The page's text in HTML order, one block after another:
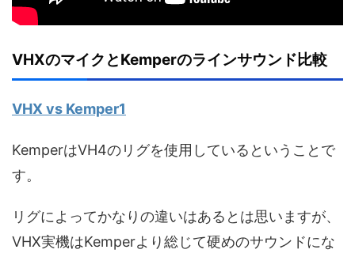
VHXのマイクとKemperのラインサウンド比較
VHX vs Kemper1
KemperはVH4のリグを使用しているということで
す。
リグによってかなりの違いはあるとは思いますが、
VHX実機はKemperより総じて硬めのサウンドにな